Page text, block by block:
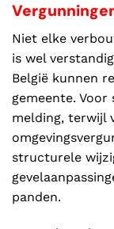
Niet elke
is wel
België kunnen
gemeente.
melding, terwijl
structurele
panden.